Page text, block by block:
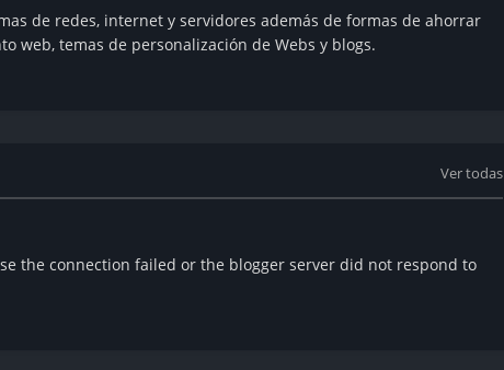
de redes, internet y servidores además de formas de ahorrar
web, temas de personalización de Webs y blogs.
Ver todas
the connection failed or the blogger server did not respond to